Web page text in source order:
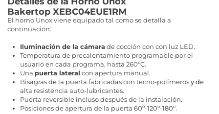
Bakertop XEBC04EUE1RM
El horno Unox viene equipado tal como se detalla a
continuación:
Iluminación de la cámarade cocción con con luz LED.
Temperatura de precalentamiento programable por el
usuario en cada programa, hasta 260ºC.
Una puerta lateral con apertura manual.
Bisagras de la puerta fabricadas con tecno-polímerosy de
alta resistencia auto-lubricantes.
Puerta reversible incluso después de la instalación.
Posiciones de apertura de la puerta 60º-120º-180º.